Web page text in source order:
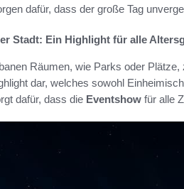
dafür, dass der große Tag
Stadt: Ein Highlight für alle
Räumen, wie Parks oder
dar, welches sowohl
dafür, dass die Eventshow für alle